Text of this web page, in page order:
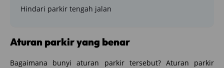
Hindari parkir tengah jalan
Aturan parkir yang benar
Bagaimana bunyi aturan parkir tersebut? Aturan parkir